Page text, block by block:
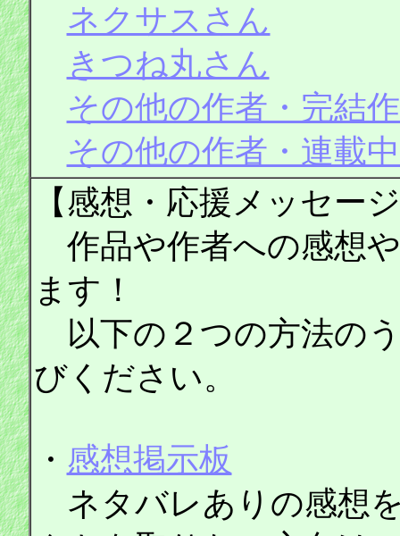
ネクサスさん
きつね丸さん
その他の作者・完結
その他の作者・連載
【感想・応援メッセー
作品や作者への感想
ます！
以下の２つの方法の
びください。
・ 感想掲示板
ネタバレありの感想